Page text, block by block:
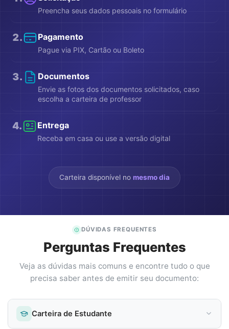
Preencha seus dados pessoais no formulário
2. Pagamento
Pague via PIX, Cartão ou Boleto
3. Documentos
Envie as fotos dos documentos solicitados, caso
escolha a carteira de professor
4. Entrega
Receba em casa ou use a versão digital
Carteira disponível no mesmo dia
DÚVIDAS FREQUENTES
Perguntas Frequentes
Veja as dúvidas mais comuns e encontre tudo o que
precisa saber antes de emitir seu documento:
Carteira de Estudante